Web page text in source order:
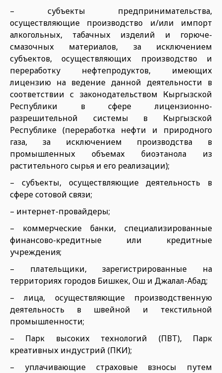
– субъекты предпринимательства,
осуществляющие производство и/или импорт
алкогольных, табачных изделий и горюче-
смазочных материалов, за исключением
субъектов, осуществляющих производство и
переработку нефтепродуктов, имеющих
лицензию на ведение данной деятельности в
соответствии с законодательством Кыргызской
Республики в сфере лицензионно-
разрешительной системы в Кыргызской
Республике (переработка нефти и природного
газа, за исключением производства в
промышленных объемах биоэтанола из
растительного сырья и его реализации);
– субъекты, осуществляющие деятельность в
сфере сотовой связи;
– интернет-провайдеры;
– коммерческие банки, специализированные
финансово-кредитные или кредитные
учреждения;
– плательщики, зарегистрированные на
территориях городов Бишкек, Ош и Джалал-Абад;
– лица, осуществляющие производственную
деятельность в швейной и текстильной
промышленности;
– Парк высоких технологий (ПВТ), Парк
креативных индустрий (ПКИ);
– уплачивающие страховые взносы путем